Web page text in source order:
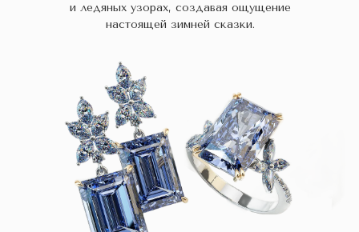
и ледяных узорах, создавая ощущение
настоящей зимней сказки.